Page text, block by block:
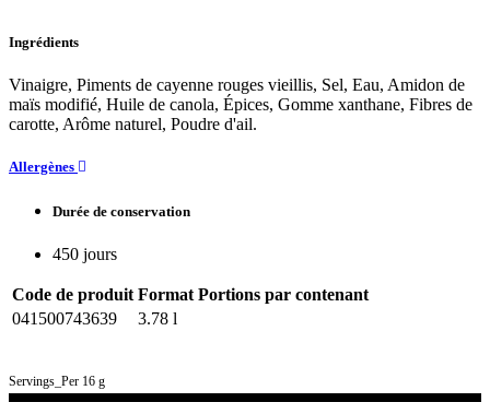
Ingrédients
Vinaigre, Piments de cayenne rouges vieillis, Sel, Eau, Amidon de
maïs modifié, Huile de canola, Épices, Gomme xanthane, Fibres de
carotte, Arôme naturel, Poudre d'ail.
Allergènes
Durée de conservation
450 jours
Code de produit Format Portions par contenant
041500743639
3.78 l
Servings_Per 16 g